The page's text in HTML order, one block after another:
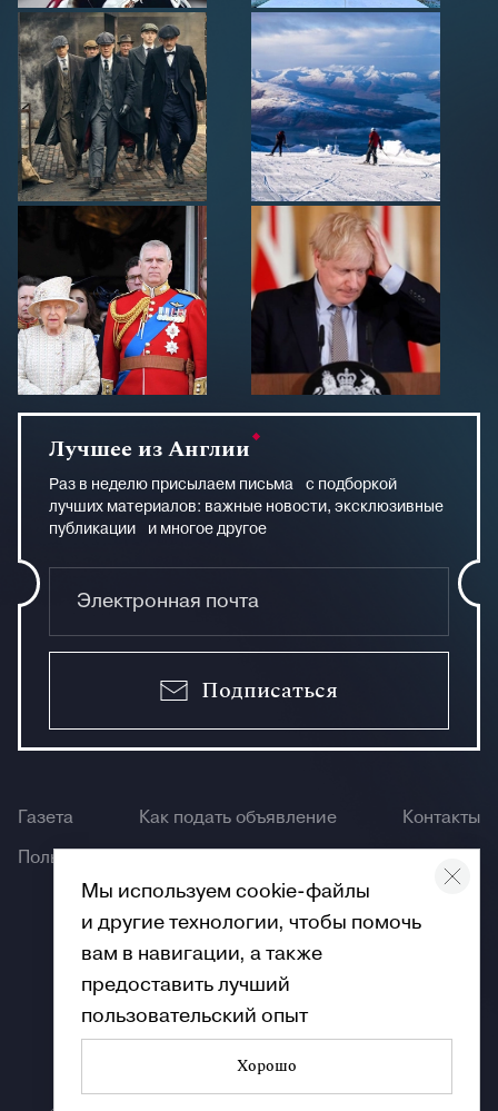
Лучшее из Англии
Раз в неделю присылаем письма с подборкой
лучших материалов: важные новости, эксклюзивные
публикации и многое другое
Подписаться
Газета Как подать объявление
Контакты
Пользование сайтом
Мы используем cookie-файлы
и другие технологии, чтобы помочь
вам в навигации, а также
предоставить лучший
пользовательский опыт
Хорошо